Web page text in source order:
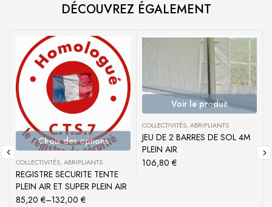
DÉCOUVREZ ÉGALEMENT
Choix des options
COLLECTIVITÉS,ABRIPLIANTS
REGISTRE SECURITE TENTE
PLEIN AIR ET SUPER PLEIN AIR
85,20 €–132,00 €
Voir le produit
COLLECTIVITÉS,ABRIPLIANTS
JEU DE 2 BARRES DE SOL 4M
PLEIN AIR
106,80 €